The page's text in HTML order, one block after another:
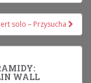
solo – Przysucha
WALL